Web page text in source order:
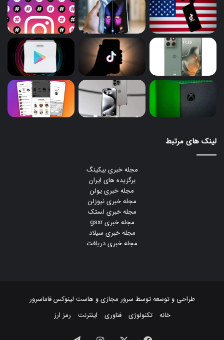
لینک های مرتبط
مجله خبری بیکینگ
برگزیده های ایران
مجله خبری یولن
مجله خبری نیوزلن
مجله خبری لستک
مجله خبری gsxr
مجله خبری سیلاد
مجله خبری دریافت
طراحی و توسعه توسط سرور مجازیو هاست لینوکسفاماسرور
خانه
تکنولوژی فناوری اینترنت رمز ارز